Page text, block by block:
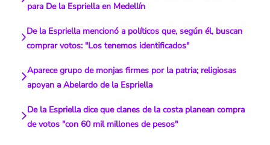
para De la Espriella en Medellín
De la Espriella mencionó a políticos que, según él, buscan
comprar votos: "Los tenemos identificados"
Aparece grupo de monjas firmes por la patria; religiosas
apoyan a Abelardo de la Espriella
De la Espriella dice que clanes de la costa planean compra
de votos "con 60 mil millones de pesos"